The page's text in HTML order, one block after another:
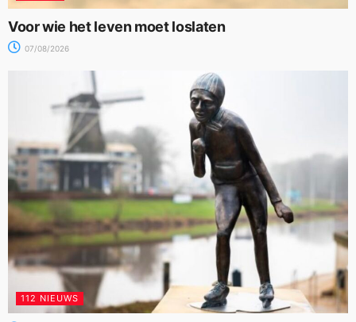
Voor wie het leven moet loslaten
07/08/2026
112 NIEUWS